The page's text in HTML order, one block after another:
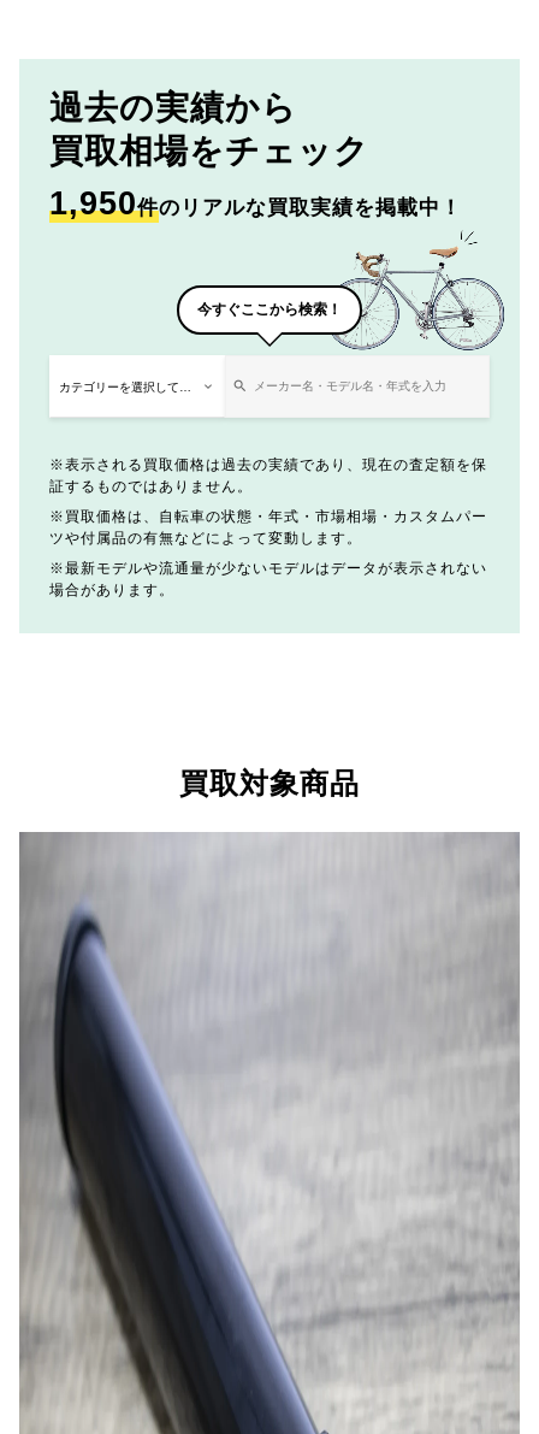
過去の実績から
買取相場をチェック
1,950件のリアルな買取実績を掲載中！
今すぐここから検索！
表示される買取価格は過去の実績であり、現在の査定額を保
証するものではありません。
買取価格は、自転車の状態・年式・市場相場・カスタムパー
ツや付属品の有無などによって変動します。
最新モデルや流通量が少ないモデルはデータが表示されない
場合があります。
買取対象商品